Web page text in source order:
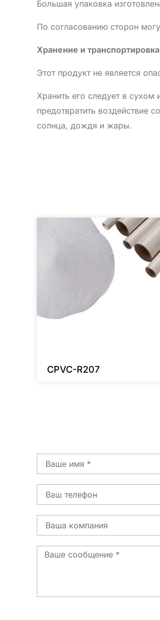
Большая упаковка
По согласованию сторон
Хранение и
Этот продукт не является
Хранить его следует в
предотвратить воздействие
солнца, дождя и жары.
CPVC-R207
Имя
Телефон
Страна
Сообщение